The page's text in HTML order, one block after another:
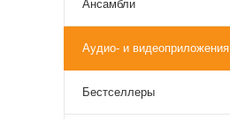
Ансамбли
Аудио- и видеоприложения
Бестселлеры